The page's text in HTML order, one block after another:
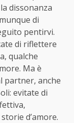
dissonanza
di
pentirvi.
di riflettere
qualche
Ma è
partner, anche
evitate di
d’amore.